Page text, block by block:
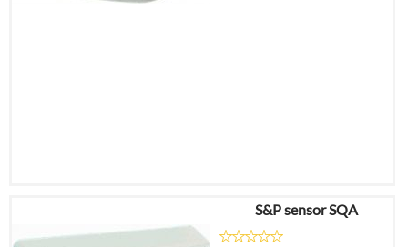
€157,30
S&P sensor SQA